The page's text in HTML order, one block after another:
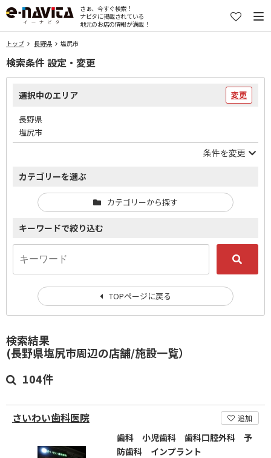
さぁ、今すぐ検索！
ナビタに掲載されている
地元のお店の情報が満載！
トップ 長野県 塩尻市
検索結果
(長野県塩尻市周辺の店舗/施設一覧）
104件
さいわい歯科医院 追加
歯科 小児歯科 歯科口腔外科 予
防歯科 インプラント
検索条件 設定・変更
選択中のエリア 変更
長野県
塩尻市
条件を変更
カテゴリーを選ぶ
カテゴリーから探す
キーワードで絞り込む
TOPページに戻る